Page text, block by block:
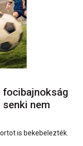
nem
is bekebelezték.